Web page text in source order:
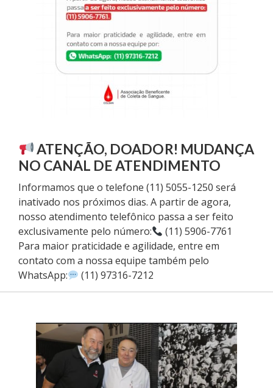
ATENÇÃO, DOADOR! MUDANÇA
NO CANAL DE ATENDIMENTO
Informamos que o telefone (11) 5055-1250 será
inativado nos próximos dias. A partir de agora,
nosso atendimento telefônico passa a ser feito
exclusivamente pelo número:
(11) 5906-7761
Para maior praticidade e agilidade, entre em
contato com a nossa equipe também pelo
WhatsApp:
(11) 97316-7212